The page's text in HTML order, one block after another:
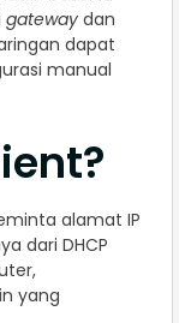
gateway dan
dapat
manual
alamat IP
dari DHCP
yang